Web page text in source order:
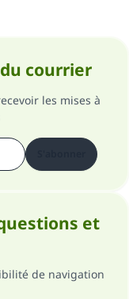
courrier
les mises à
et
de navigation